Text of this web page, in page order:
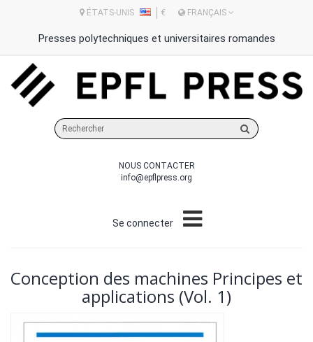
ÉTATS-UNIS € FRANÇAIS
Presses polytechniques et universitaires romandes
sur
site
NOUS CONTACTER
info@epflpress.org
Se connecter
Conception des machines Principes et
applications (Vol. 1)